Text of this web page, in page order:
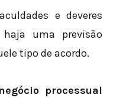
e deveres
uma previsão
tipo de acordo.
processual